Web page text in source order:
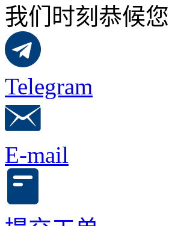
我们时刻恭候您
Telegram
E-mail